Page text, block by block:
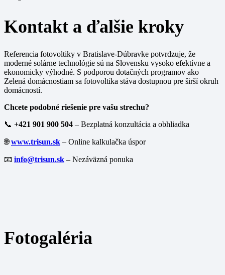
Kontakt a ďalšie kroky
Referencia fotovoltiky v Bratislave-Dúbravke potvrdzuje, že
moderné solárne technológie sú na Slovensku vysoko efektívne a
ekonomicky výhodné. S podporou dotačných programov ako
Zelená domácnostiam sa fotovoltika stáva dostupnou pre širší okruh
domácností.
Chcete podobné riešenie pre vašu strechu?
📞 +421 901 900 504 – Bezplatná konzultácia a obhliadka
🌐www.trisun.sk – Online kalkulačka úspor
📧 info@trisun.sk – Nezáväzná ponuka
Fotogaléria